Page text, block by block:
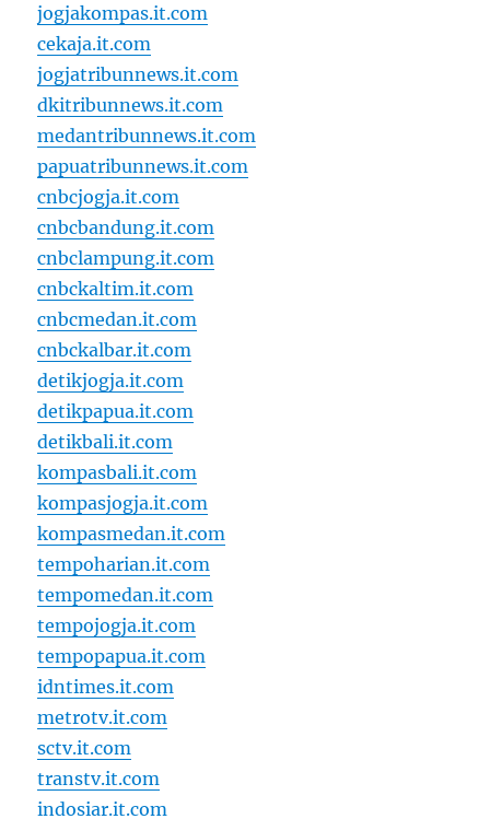
jogjakompas.it.com
cekaja.it.com
jogjatribunnews.it.com
dkitribunnews.it.com
medantribunnews.it.com
papuatribunnews.it.com
cnbcjogja.it.com
cnbcbandung.it.com
cnbclampung.it.com
cnbckaltim.it.com
cnbcmedan.it.com
cnbckalbar.it.com
detikjogja.it.com
detikpapua.it.com
detikbali.it.com
kompasbali.it.com
kompasjogja.it.com
kompasmedan.it.com
tempoharian.it.com
tempomedan.it.com
tempojogja.it.com
tempopapua.it.com
idntimes.it.com
metrotv.it.com
sctv.it.com
transtv.it.com
indosiar.it.com